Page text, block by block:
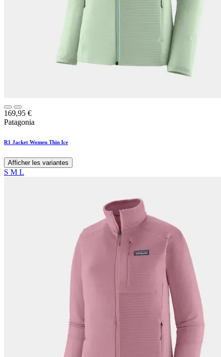
169,95 €
Patagonia
R1 Jacket Women Thin Ice
Afficher les variantes
S M L